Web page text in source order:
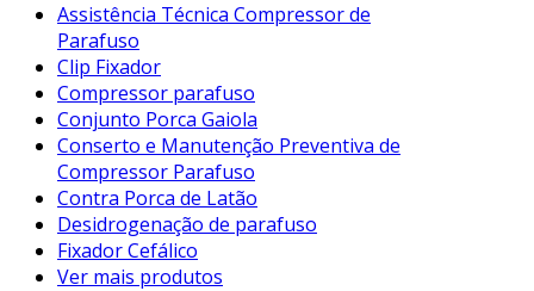
Assistência Técnica Compressor de
Parafuso
Clip Fixador
Compressor parafuso
Conjunto Porca Gaiola
Conserto e Manutenção Preventiva de
Compressor Parafuso
Contra Porca de Latão
Desidrogenação de parafuso
Fixador Cefálico
Ver mais produtos